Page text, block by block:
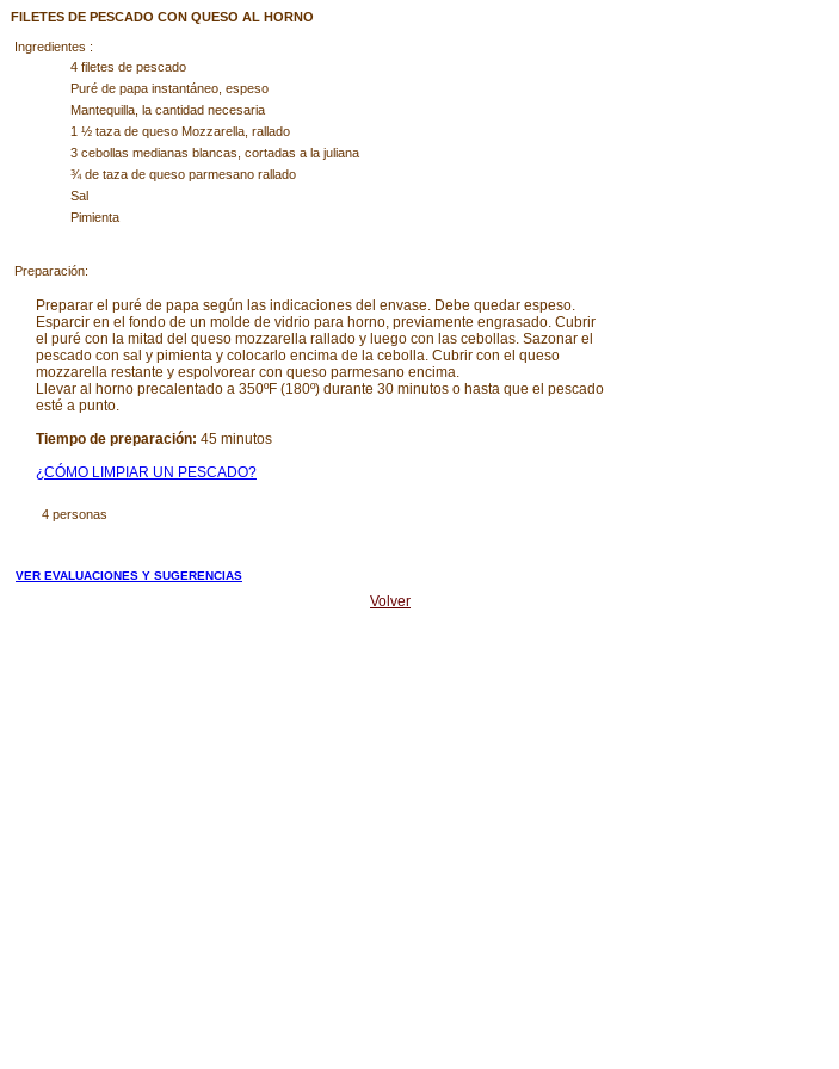
FILETES DE PESCADO CON QUESO AL HORNO
Ingredientes :
4 filetes de pescado
Puré de papa instantáneo, espeso
Mantequilla, la cantidad necesaria
1 ½ taza de queso Mozzarella, rallado
3 cebollas medianas blancas, cortadas a la juliana
¾ de taza de queso parmesano rallado
Sal
Pimienta
Preparación:
Preparar el puré de papa según las indicaciones del envase. Debe quedar espeso.
Esparcir en el fondo de un molde de vidrio para horno, previamente engrasado. Cubrir
el puré con la mitad del queso mozzarella rallado y luego con las cebollas. Sazonar el
pescado con sal y pimienta y colocarlo encima de la cebolla. Cubrir con el queso
mozzarella restante y espolvorear con queso parmesano encima.
Llevar al horno precalentado a 350ºF (180º) durante 30 minutos o hasta que el pescado
esté a punto.
Tiempo de preparación: 45 minutos
¿CÓMO LIMPIAR UN PESCADO?
4 personas
VER EVALUACIONES Y SUGERENCIAS
Volver